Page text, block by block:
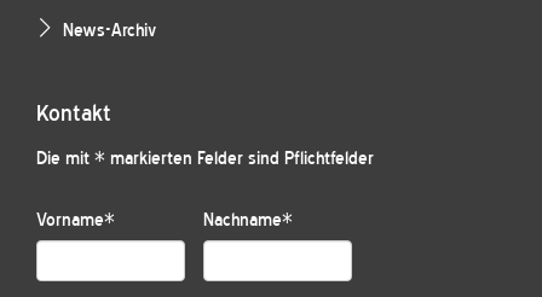
News-Archiv
Kontakt
Die mit * markierten Felder sind Pflichtfelder
Vorname* Nachname*